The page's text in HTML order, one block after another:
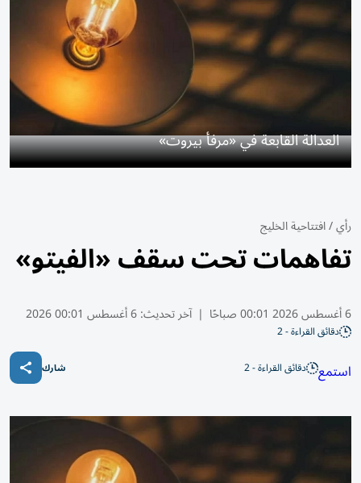
العدالة القابعة في «مرفأ بيروت»
رأي/افتتاحية الخليج
تفاهمات تحت سقف «الفيتو»
6 أغسطس 2026 00:01 صباحًا | آخر تحديث:6 أغسطس 00:01 2026
دقائق القراءة - 2
استمع دقائق القراءة - 2 شارك